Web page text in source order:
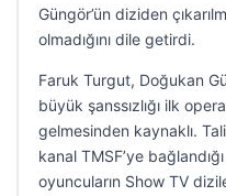
Güngör’ün diziden
olmadığını dile getirdi.
Faruk Turgut, Doğukan
büyük şanssızlığı ilk
gelmesinden kaynaklı.
kanal TMSF’ye
oyuncuların Show TV